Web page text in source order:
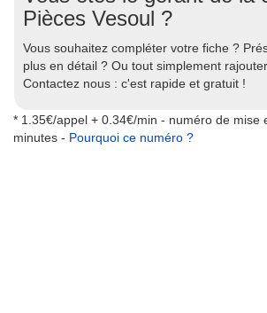
Pièces Vesoul ?
Vous souhaitez compléter votre fiche ?
plus en détail ? Ou tout simplement
Contactez nous : c'est rapide et gratuit !
* 1.35€/appel + 0.34€/min - numéro de mise
minutes - Pourquoi ce numéro ?